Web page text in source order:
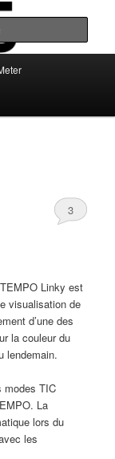
3
Linky est
visualisation de
d’une des
la couleur du
lendemain.
modes TIC
La
lors du
les